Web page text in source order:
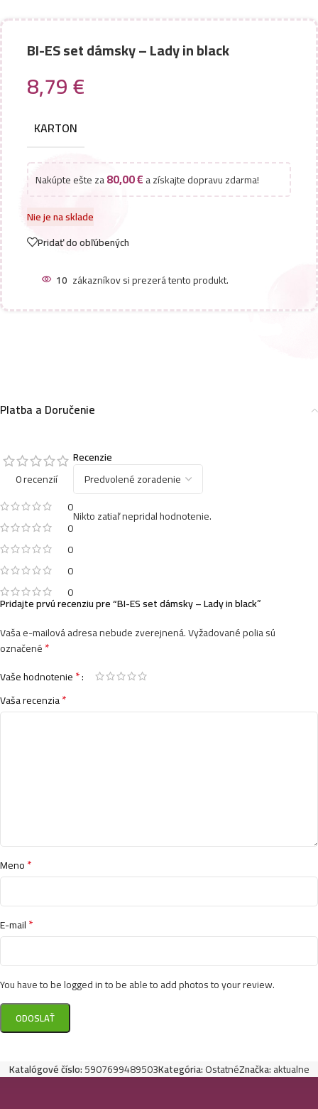
BI-ES set dámsky – Lady in black
8,79€
KARTON
Nakúpte ešte za80,00€a získajte dopravu zdarma!
Nie je na sklade
Pridať do obľúbených
10 zákazníkov si prezerá tento produkt.
Platba a Doručenie
0 recenzií
0
0
0
0
0
Recenzie
Nikto zatiaľ nepridal hodnotenie.
Pridajte prvú recenziu pre “BI-ES set dámsky – Lady in black”
Vaša e-mailová adresa nebude zverejnená.Vyžadované polia sú
označené*
Vaše hodnotenie*
Vaša recenzia*
Meno*
E-mail*
You have to be logged in to be able to add photos to your review.
Katalógové číslo:5907699489503Kategória:OstatnéZnačka:aktualne